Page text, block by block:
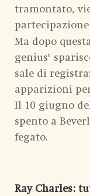
tramontato,
Ma dopo
genius"
sale di
apparizioni
Il 10 giugno
spento a
fegato.
Ray Charles: